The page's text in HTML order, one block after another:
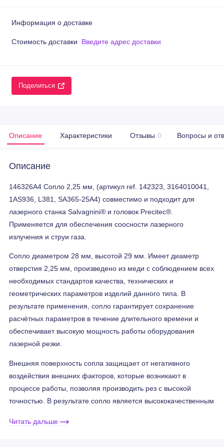
Информация о доставке
Стоимость доставки Введите адрес доставки
Поделиться
Описание Характеристики Отзывы 0 Вопросы и
Описание
146326A4 Сопло 2,25 мм, (артикул ref. 142323, 3164010041,
1AS936, L381, SA365-25A4) совместимо и подходит для
лазерного станка Salvagnini® и головок Precitec®.
Применяется для обеспечения соосности лазерного
излучения и струи газа.
Сопло диаметром 28 мм, высотой 29 мм. Имеет диаметр
отверстия 2,25 мм, произведено из меди с соблюдением всех
необходимых стандартов качества, технических и
геометрических параметров изделий данного типа. В
результате применения, сопло гарантирует сохранение
расчётных параметров в течение длительного времени и
обеспечивает высокую мощность работы оборудования
лазерной резки.
Внешняя поверхность сопла защищает от негативного
воздействия внешних факторов, которые возникают в
процессе работы, позволяя производить рез с высокой
точностью. В результате сопло является высококачественным
нагрузками, что положительно влияет на производственный
Читать дальше